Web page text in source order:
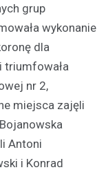
grup
wykonanie
dla
triumfowała
nr 2,
miejsca zajęli
Antoni
i Konrad